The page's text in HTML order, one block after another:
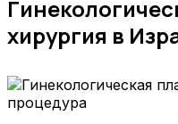
хирургия в